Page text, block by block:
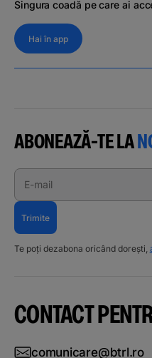
Singura coadă pe care ai
Hai în app
ABONEAZĂ-TE LA
E-mail
Trimite
Te poți dezabona oricând dorești,
CONTACT
comunicare@btrl.ro